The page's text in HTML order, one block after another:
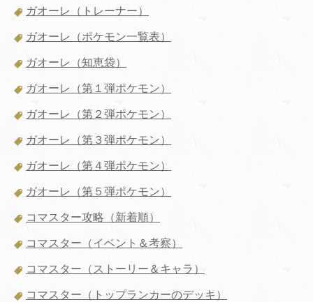
ガオーレ（トレーナー）
ガオーレ（ポケモン一覧表）
ガオーレ（知恵袋）
ガオーレ（第１弾ポケモン）
ガオーレ（第２弾ポケモン）
ガオーレ（第３弾ポケモン）
ガオーレ（第４弾ポケモン）
ガオーレ（第５弾ポケモン）
コマスター攻略（新着順）
コマスター（イベント＆考察）
コマスター（ストーリー＆キャラ）
コマスター（トップランカーのデッキ）